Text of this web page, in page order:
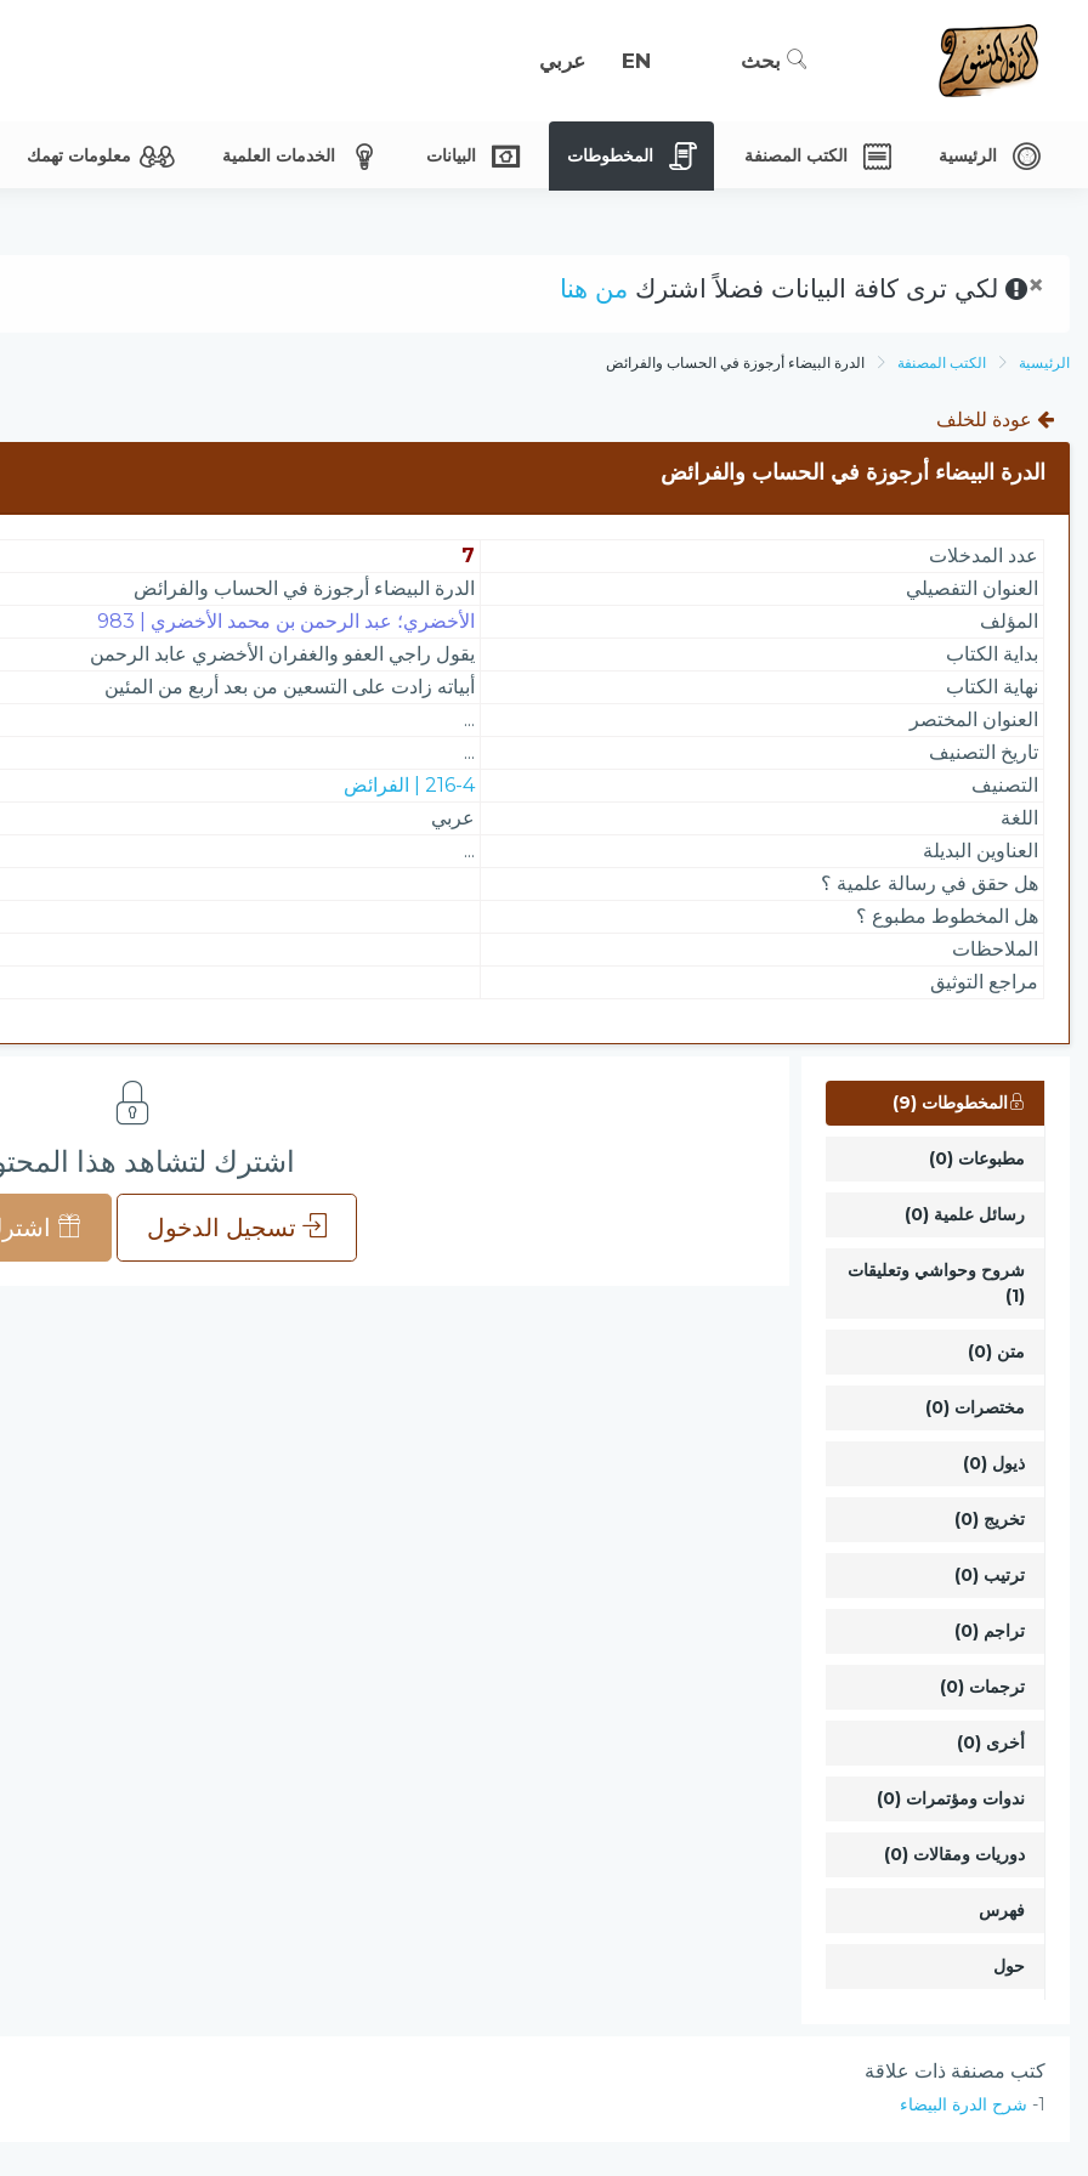
بحث EN عربي
الرئيسية الكتب المصنفة المخطوطات البيانات الخدمات العلمية معلومات تهمك
× لكي ترى كافة البيانات فضلاً اشترك من هنا
الرئيسية الكتب المصنفة الدرة البيضاء أرجوزة في الحساب والفرائض
عودة للخلف
الدرة البيضاء أرجوزة في الحساب والفرائض
عدد المدخلات
7
العنوان التفصيلي
الدرة البيضاء أرجوزة في الحساب والفرائض
المؤلف
الأخضري؛ عبد الرحمن بن محمد الأخضري | 983
بداية الكتاب
يقول راجي العفو والغفران الأخضري عابد الرحمن
نهاية الكتاب
أبياته زادت على التسعين من بعد أربع من المئين
العنوان المختصر
...
تاريخ التصنيف
...
التصنيف
216-4 | الفرائض
اللغة
عربي
العناوين البديلة
...
هل حقق في رسالة علمية ؟
هل المخطوط مطبوع ؟
الملاحظات
مراجع التوثيق
المخطوطات (9)
مطبوعات (0)
رسائل علمية (0)
شروح وحواشي وتعليقات
(1)
متن (0)
مختصرات (0)
ذيول (0)
تخريج (0)
ترتيب (0)
تراجم (0)
ترجمات (0)
أخرى (0)
ندوات ومؤتمرات (0)
دوريات ومقالات (0)
فهرس
حول
اشترك لتشاهد هذا
تسجيل الدخول
كتب مصنفة ذات علاقة
1- شرح الدرة البيضاء